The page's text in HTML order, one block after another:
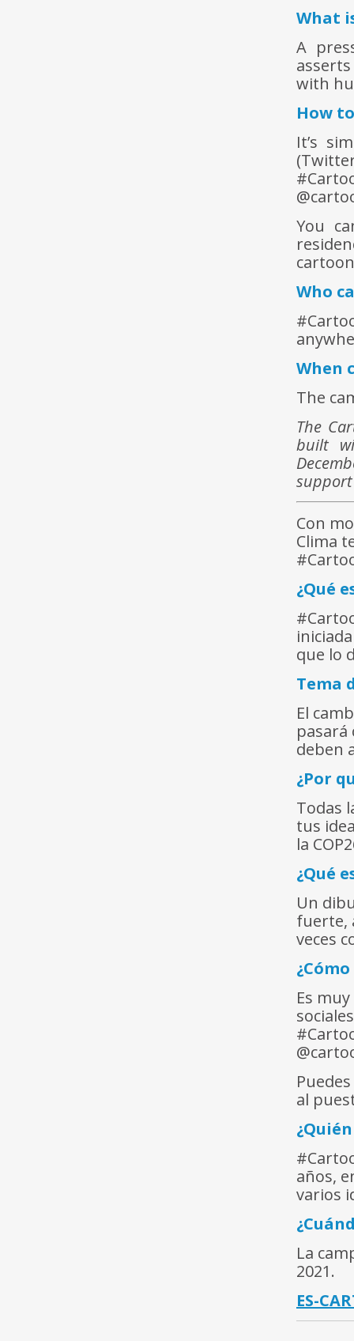
What
A
with
How
It’s
You
Who
When
The
The
built
Con
Clima
¿Qué
que lo
Tema
El
pasará
deben
¿Por
Todas
tus
la
¿Qué
Un
fuerte,
veces
Es
al
años,
varios
La
2021.
ES-